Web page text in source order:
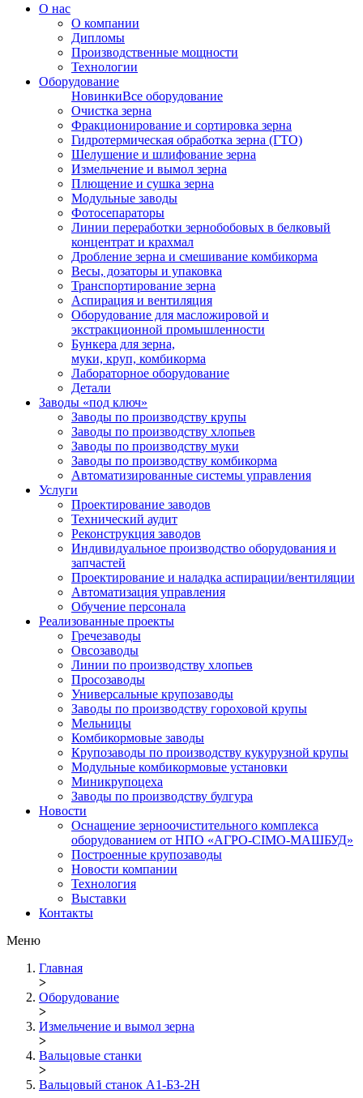
О нас
О компании
Дипломы
Производственные мощности
Технологии
Оборудование
НовинкиВсе оборудование
Очистка зерна
Фракционирование и сортировка зерна
Гидротермическая обработка зерна (ГТО)
Шелушение и шлифование зерна
Измельчение и вымол зерна
Плющение и сушка зерна
Модульные заводы
Фотосепараторы
Линии переработки зернобобовых в белковый
концентрат и крахмал
Дробление зерна и смешивание комбикорма
Весы, дозаторы и упаковка
Транспортирование зерна
Аспирация и вентиляция
Оборудование для масложировой и
экстракционной промышленности
Бункера для зерна,
муки, круп, комбикорма
Лабораторное оборудование
Детали
Заводы «под ключ»
Заводы по производству крупы
Заводы по производству хлопьев
Заводы по производству муки
Заводы по производству комбикорма
Автоматизированные системы управления
Услуги
Проектирование заводов
Технический аудит
Реконструкция заводов
Индивидуальное производство оборудования и
запчастей
Проектирование и наладка аспирации/вентиляции
Автоматизация управления
Обучение персонала
Реализованные проекты
Гречезаводы
Овсозаводы
Линии по производству хлопьев
Просозаводы
Универсальные крупозаводы
Заводы по производству гороховой крупы
Мельницы
Комбикормовые заводы
Крупозаводы по производству кукурузной крупы
Модульные комбикормовые установки
Миникрупоцеха
Заводы по производству булгура
Новости
Оснащение зерноочистительного комплекса
оборудованием от НПО «АГРО-СІМО-МАШБУД»
Построенные крупозаводы
Новости компании
Технология
Выставки
Контакты
Меню
Главная
>
Оборудование
>
Измельчение и вымол зерна
>
Вальцовые станки
>
Вальцовый станок А1-БЗ-2Н